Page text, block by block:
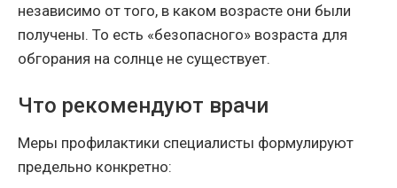
независимо от того, в каком возрасте они были
получены. То есть «безопасного» возраста для
обгорания на солнце не существует.
Что рекомендуют врачи
Меры профилактики специалисты формулируют
предельно конкретно: